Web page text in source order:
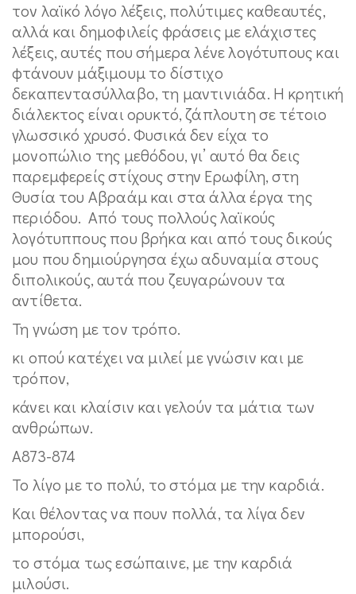
τον λαϊκό λόγο λέξεις, πολύτιμες καθεαυτές,
αλλά και δημοφιλείς φράσεις με ελάχιστες
λέξεις, αυτές που σήμερα λένε λογότυπους και
φτάνουν μάξιμουμ το δίστιχο
δεκαπεντασύλλαβο, τη μαντινιάδα. Η κρητική
διάλεκτος είναι ορυκτό, ζάπλουτη σε τέτοιο
γλωσσικό χρυσό. Φυσικά δεν είχα το
μονοπώλιο της μεθόδου, γι’ αυτό θα δεις
παρεμφερείς στίχους στην Ερωφίλη, στη
Θυσία του Αβραάμ και στα άλλα έργα της
περιόδου. Από τους πολλούς λαϊκούς
λογότυππους που βρήκα και από τους δικούς
μου που δημιούργησα έχω αδυναμία στους
διπολικούς, αυτά που ζευγαρώνουν τα
αντίθετα.
Τη γνώση με τον τρόπο.
κι οπού κατέχει να μιλεί με γνώσιν και με
τρόπον,
κάνει και κλαίσιν και γελούν τα μάτια των
ανθρώπων.
Α873-874
Το λίγο με το πολύ, το στόμα με την καρδιά.
Kαι θέλοντας να πουν πολλά, τα λίγα δεν
μπορούσι,
το στόμα τως εσώπαινε, με την καρδιά
μιλούσι.